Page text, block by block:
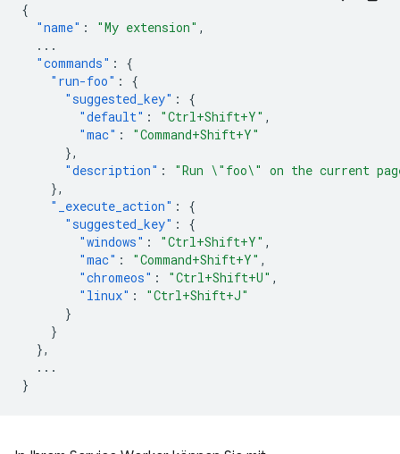
{
"name" : "My extension" ,
...
"commands" :
{
"run-foo" :
{
"suggested_key" :
{
"default" : "Ctrl+Shift+Y" ,
"mac" :
"Command+Shift+Y"
},
"description" :
"Run \"foo\" on the current
},
"_execute_action" :
{
"suggested_key" :
{
"windows" : "Ctrl+Shift+Y" ,
"mac" : "Command+Shift+Y" ,
"chromeos" : "Ctrl+Shift+U" ,
"linux" :
"Ctrl+Shift+J"
}
}
},
...
}